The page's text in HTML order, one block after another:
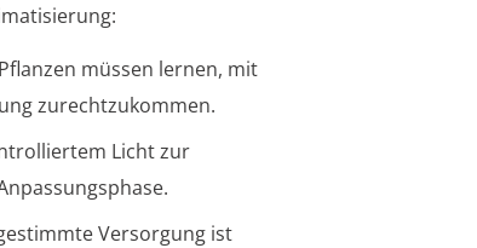
müssen lernen, mit
zurechtzukommen.
Licht zur
Versorgung ist